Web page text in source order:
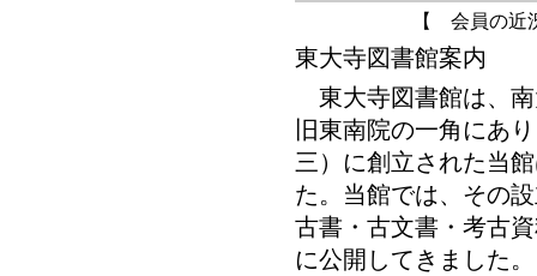
【 会員の近
東大寺図書館案内
東大寺図書館は、
旧東南院の一角にあ
三）に創立された当
た。当館では、その
古書・古文書・考古
に公開してきました。